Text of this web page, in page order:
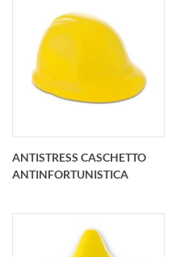
Antistress Santa
Claus personalizzato
ANTISTRESS CASCHETTO
ANTINFORTUNISTICA